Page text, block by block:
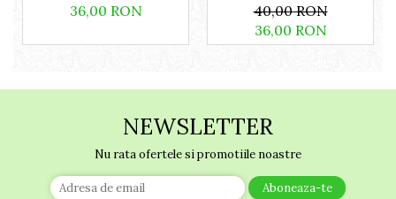
36,00 RON
40,00 RON
36,00 RON
NEWSLETTER
Nu rata ofertele si promotiile noastre